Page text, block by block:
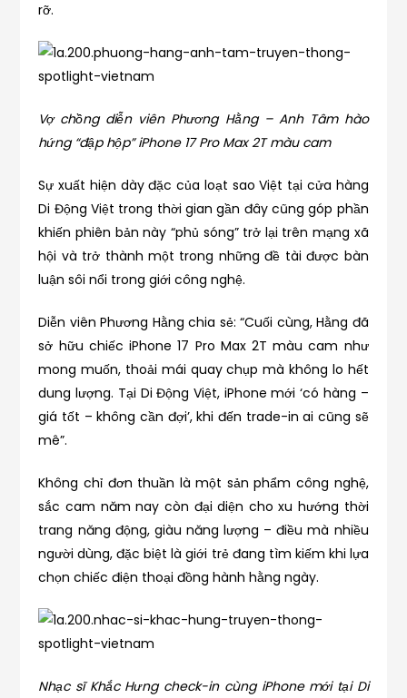
rỡ.
Vợ chồng diễn viên Phương Hằng – Anh Tâm hào
hứng “đập hộp” iPhone 17 Pro Max 2T màu cam
Sự xuất hiện dày đặc của loạt sao Việt tại cửa hàng
Di Động Việt trong thời gian gần đây cũng góp phần
khiến phiên bản này “phủ sóng” trở lại trên mạng xã
hội và trở thành một trong những đề tài được bàn
luận sôi nổi trong giới công nghệ.
Diễn viên Phương Hằng chia sẻ: “Cuối cùng, Hằng đã
sở hữu chiếc iPhone 17 Pro Max 2T màu cam như
mong muốn, thoải mái quay chụp mà không lo hết
dung lượng. Tại Di Động Việt, iPhone mới ‘có hàng –
giá tốt – không cần đợi’, khi đến trade-in ai cũng sẽ
mê”.
Không chỉ đơn thuần là một sản phẩm công nghệ,
sắc cam năm nay còn đại diện cho xu hướng thời
trang năng động, giàu năng lượng – điều mà nhiều
người dùng, đặc biệt là giới trẻ đang tìm kiếm khi lựa
chọn chiếc điện thoại đồng hành hằng ngày.
Nhạc sĩ Khắc Hưng check-in cùng iPhone mới tại Di